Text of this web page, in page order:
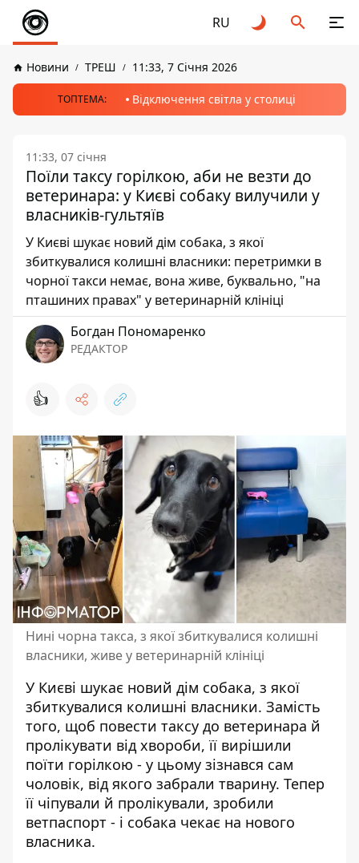
RU
Новини ТРЕШ 11:33, 7 Січня 2026
ТОПТЕМА: Відключення світла у столиці
11:33, 07 січня
Поїли таксу горілкою, аби не везти до
ветеринара: у Києві собаку вилучили у
власників-гультяїв
У Києві шукає новий дім собака, з якої
збиткувалися колишні власники: перетримки в
чорної такси немає, вона живе, буквально, "на
пташиних правах" у ветеринарній клініці
Богдан Пономаренко
РЕДАКТОР
👍
Нині чорна такса, з якої збиткувалися колишні
власники, живе у ветеринарній клініці
У Києві шукає новий дім собака, з якої
збиткувалися колишні власники. Замість
того, щоб повести таксу до ветеринара й
пролікувати від хвороби, її вирішили
поїти горілкою - у цьому зізнався сам
чоловік, від якого забрали тварину. Тепер
її чіпували й пролікували, зробили
ветпаспорт - і собака чекає на нового
власника.